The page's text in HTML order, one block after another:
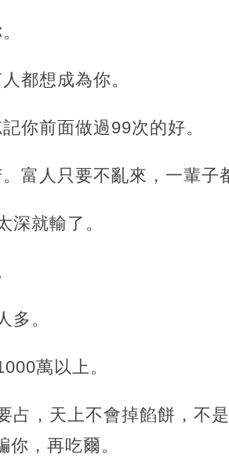
都想成為你。
你前面做過99次的好。
富人只要不亂來，一輩子
深就輸了。
多。
萬以上。
占，天上不會掉餡餅，不
，再吃爾。